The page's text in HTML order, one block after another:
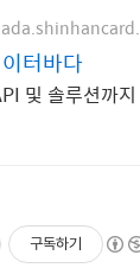
터바다
및 솔루션까
구독하기